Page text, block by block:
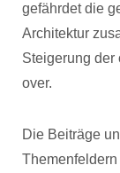
gefährdet die
Architektur
Steigerung der
over.
Die Beiträge
Themenfeldern